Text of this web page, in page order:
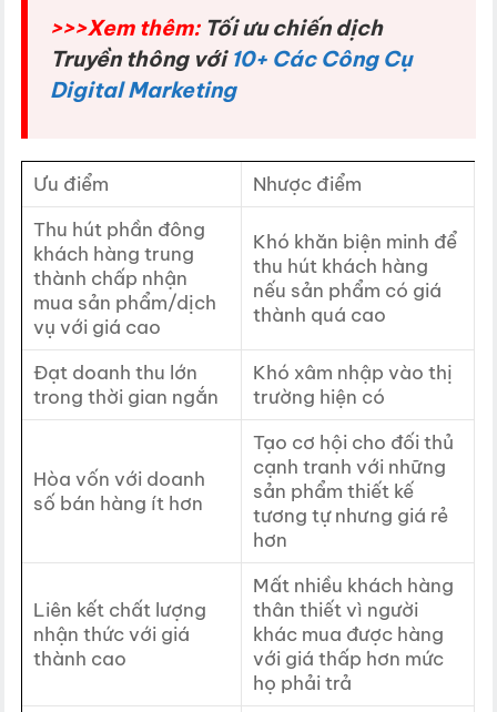
>>>Xem thêm: Tối ưu chiến dịch
Truyền thông với 10+ Các Công Cụ
Digital Marketing
Ưu điểm
Nhược điểm
Thu hút phần đông
khách hàng trung
thành chấp nhận
mua sản phẩm/dịch
vụ với giá cao
Khó khăn biện minh để
thu hút khách hàng
nếu sản phẩm có giá
thành quá cao
Đạt doanh thu lớn
trong thời gian ngắn
Khó xâm nhập vào thị
trường hiện có
Hòa vốn với doanh
số bán hàng ít hơn
Tạo cơ hội cho đối thủ
cạnh tranh với những
sản phẩm thiết kế
tương tự nhưng giá rẻ
hơn
Liên kết chất lượng
nhận thức với giá
thành cao
Mất nhiều khách hàng
thân thiết vì người
khác mua được hàng
với giá thấp hơn mức
họ phải trả